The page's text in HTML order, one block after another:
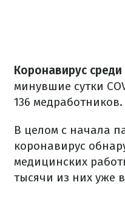
Коронавирус
минувшие сутки
136 медработников.
В целом с начала
коронавирус
медицинских
тысячи из них уже